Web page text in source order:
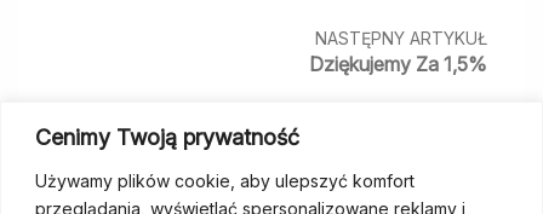
Cenimy Twoją prywatność
Używamy plików cookie, aby ulepszyć komfort
przeglądania, wyświetlać spersonalizowane reklamy i
NASTĘPNY ARTYKUŁ
Dziękujemy Za 1,5%